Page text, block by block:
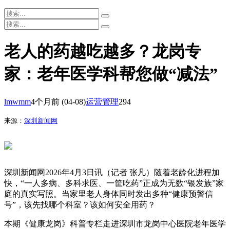
老人的药越吃越多？龙岗专
家：老年医学科帮您做“减法”
lmwmm4个月前 (04-08)运营管理294
来源： 深圳新闻网
深圳新闻网2026年4月3日讯（记者 张凡）随着老龄化进程加
快，“一人多病、多科求医、一筐吃药”正成为无数“银发族”家
庭的真实写照。当家里老人身体同时发出多种“健康预警信
号”，该先找哪个科室？该如何安全用药？
本期《健康龙岗》科普专栏走进深圳市龙岗中心医院老年医学